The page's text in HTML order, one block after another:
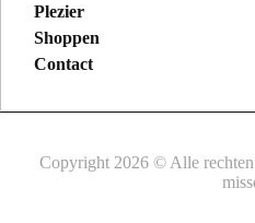
Plezier
Shoppen
Contact
Copyright 2026 © Alle